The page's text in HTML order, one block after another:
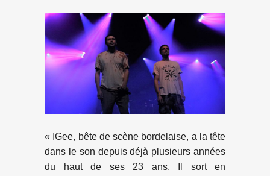
« IGee, bête de scène bordelaise, a la tête
dans le son depuis déjà plusieurs années
du haut de ses 23 ans. Il sort en